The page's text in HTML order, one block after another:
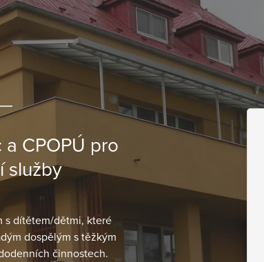
CPOPÚ pro
služby
s dítětem/dětmi, které
dospělým s těžkým
činnostech.